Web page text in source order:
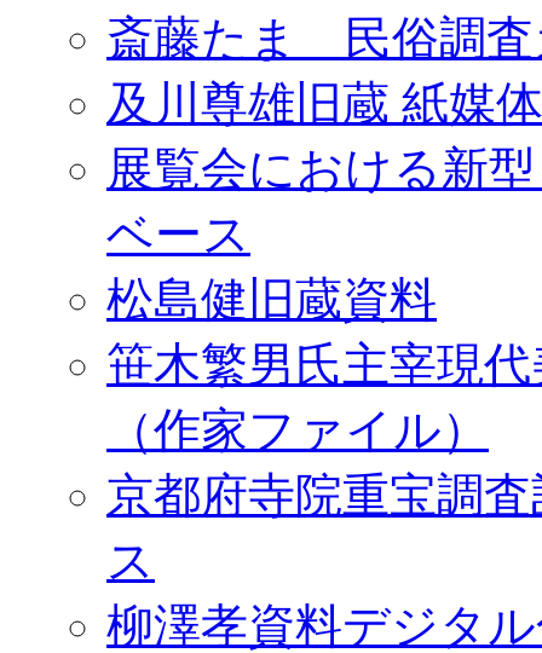
斎藤たま 民俗調査
及川尊雄旧蔵 紙媒
展覧会における新
ベース
松島健旧蔵資料
笹木繁男氏主宰現
（作家ファイル）
京都府寺院重宝調
ス
柳澤孝資料デジタ